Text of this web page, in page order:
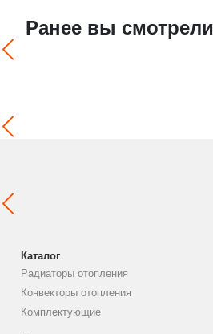
Ранее вы смотрели
Каталог
Радиаторы отопления
Конвекторы отопления
Комплектующие